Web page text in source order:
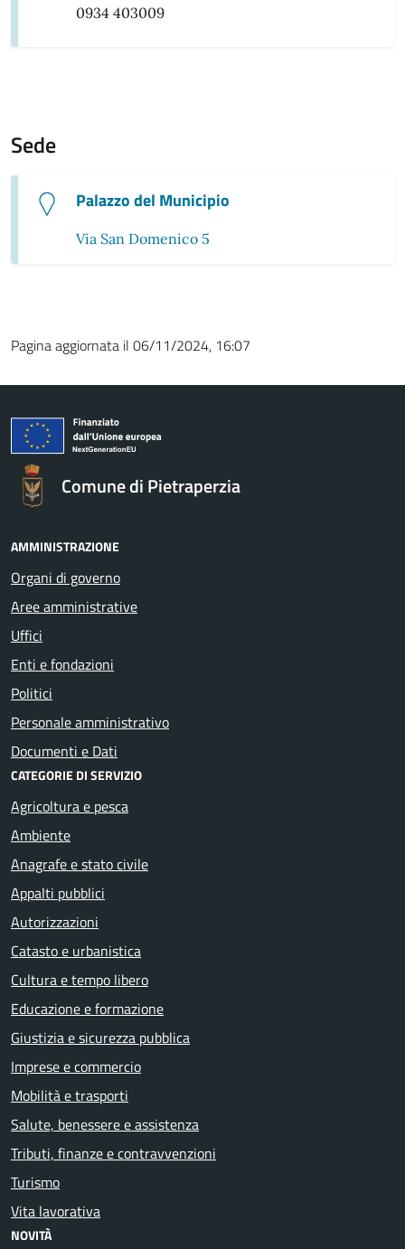
0934 403009
Sede
Palazzo del Municipio
Via San Domenico 5
Pagina aggiornata il 06/11/2024, 16:07
Comune di Pietraperzia
AMMINISTRAZIONE
Organi di governo
Aree amministrative
Uffici
Enti e fondazioni
Politici
Personale amministrativo
Documenti e Dati
CATEGORIE DI SERVIZIO
Agricoltura e pesca
Ambiente
Anagrafe e stato civile
Appalti pubblici
Autorizzazioni
Catasto e urbanistica
Cultura e tempo libero
Educazione e formazione
Giustizia e sicurezza pubblica
Imprese e commercio
Mobilità e trasporti
Salute, benessere e assistenza
Tributi, finanze e contravvenzioni
Turismo
Vita lavorativa
NOVITÀ